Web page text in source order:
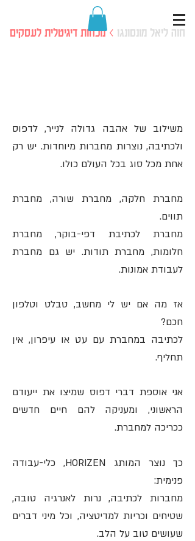
חוה ליאל מונסונגו > נוכחות דיגיטלית לעסקים
משילוב של אהבה גדולה לנייר, לדפוס
ולכתיבה, נוצרות מחברות מיוחדות. יש רק
אחת מכל סוג בכל העולם כולו.
מחברת חלקה, מחברת שורה, מחברת
תווים.
מחברת לכתיבת דפי-בוקר, מחברת
חלומות, מחברת תודות. יש גם מחברת
לעבודת אמונות.
אז מה אם יש לי מחשב, טבלט וטלפון
חכם?
לכתיבה במחברת עם עט או עיפרון, אין
תחליף.
אני אוספת דברי דפוס שמיצו את ייעודם
הראשוני, ומעניקה להם חיים חדשים
ככריכה למחברת.
כך נוצר המותג HORIZEN, כלי-עבודה
פנימית:
מחברות לכתיבה, נרות לאנרגיה טובה,
שטיחים וכריות למדיטציה, וכל מיני דברים
שעושים טוב על הלב.